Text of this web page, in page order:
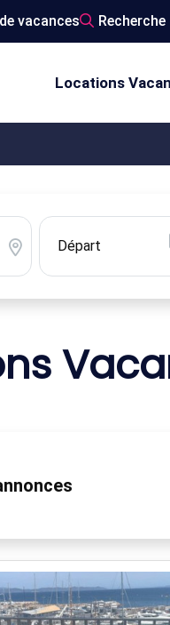
vacances Recherche
Locations